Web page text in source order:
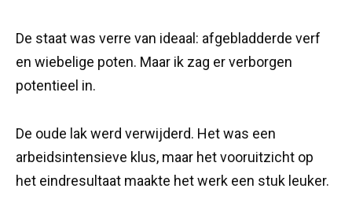
De staat was verre van ideaal: afgebladderde verf
en wiebelige poten. Maar ik zag er verborgen
potentieel in.
De oude lak werd verwijderd. Het was een
arbeidsintensieve klus, maar het vooruitzicht op
het eindresultaat maakte het werk een stuk leuker.